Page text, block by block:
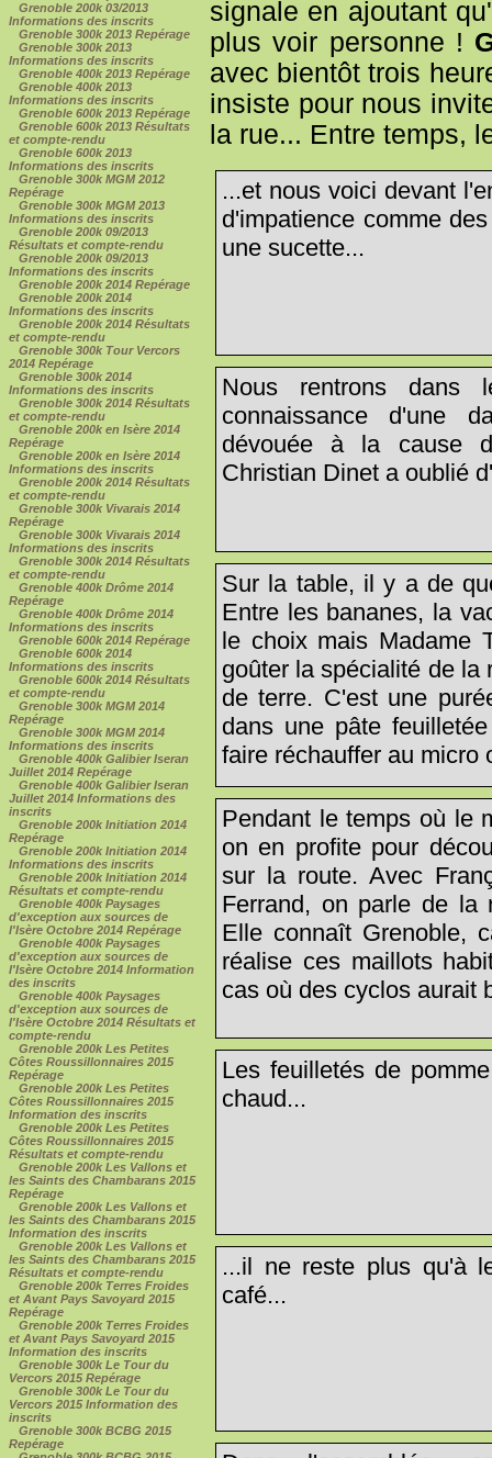
Grenoble 200k 03/2013
Informations des inscrits
Grenoble 300k 2013 Repérage
Grenoble 300k 2013
Informations des inscrits
Grenoble 400k 2013 Repérage
Grenoble 400k 2013
Informations des inscrits
Grenoble 600k 2013 Repérage
Grenoble 600k 2013 Résultats
et compte-rendu
Grenoble 600k 2013
Informations des inscrits
Grenoble 300k MGM 2012
Repérage
Grenoble 300k MGM 2013
Informations des inscrits
Grenoble 200k 09/2013
Résultats et compte-rendu
Grenoble 200k 09/2013
Informations des inscrits
Grenoble 200k 2014 Repérage
Grenoble 200k 2014
Informations des inscrits
Grenoble 200k 2014 Résultats
et compte-rendu
Grenoble 300k Tour Vercors
2014 Repérage
Grenoble 300k 2014
Informations des inscrits
Grenoble 300k 2014 Résultats
et compte-rendu
Grenoble 200k en Isère 2014
Repérage
Grenoble 200k en Isère 2014
Informations des inscrits
Grenoble 200k 2014 Résultats
et compte-rendu
Grenoble 300k Vivarais 2014
Repérage
Grenoble 300k Vivarais 2014
Informations des inscrits
Grenoble 300k 2014 Résultats
et compte-rendu
Grenoble 400k Drôme 2014
Repérage
Grenoble 400k Drôme 2014
Informations des inscrits
Grenoble 600k 2014 Repérage
Grenoble 600k 2014
Informations des inscrits
Grenoble 600k 2014 Résultats
et compte-rendu
Grenoble 300k MGM 2014
Repérage
Grenoble 300k MGM 2014
Informations des inscrits
Grenoble 400k Galibier Iseran
Juillet 2014 Repérage
Grenoble 400k Galibier Iseran
Juillet 2014 Informations des
inscrits
Grenoble 200k Initiation 2014
Repérage
Grenoble 200k Initiation 2014
Informations des inscrits
Grenoble 200k Initiation 2014
Résultats et compte-rendu
Grenoble 400k Paysages
d'exception aux sources de
l'Isère Octobre 2014 Repérage
Grenoble 400k Paysages
d'exception aux sources de
l'Isère Octobre 2014 Information
des inscrits
Grenoble 400k Paysages
d'exception aux sources de
l'Isère Octobre 2014 Résultats et
compte-rendu
Grenoble 200k Les Petites
Côtes Roussillonnaires 2015
Repérage
Grenoble 200k Les Petites
Côtes Roussillonnaires 2015
Information des inscrits
Grenoble 200k Les Petites
Côtes Roussillonnaires 2015
Résultats et compte-rendu
Grenoble 200k Les Vallons et
les Saints des Chambarans 2015
Repérage
Grenoble 200k Les Vallons et
les Saints des Chambarans 2015
Information des inscrits
Grenoble 200k Les Vallons et
les Saints des Chambarans 2015
Résultats et compte-rendu
Grenoble 200k Terres Froides
et Avant Pays Savoyard 2015
Repérage
Grenoble 200k Terres Froides
et Avant Pays Savoyard 2015
Information des inscrits
Grenoble 300k Le Tour du
Vercors 2015 Repérage
Grenoble 300k Le Tour du
Vercors 2015 Information des
inscrits
Grenoble 300k BCBG 2015
Repérage
signale en ajoutant
plus voir personne !
avec bientôt trois
insiste pour nous
la rue... Entre temps,
...et nous voici devant
d'impatience comme
une sucette...
Nous rentrons
connaissance d'une
dévouée à la cause
Christian Dinet a oublié
Sur la table, il y a de
Entre les bananes, la
le choix mais Madame
goûter la spécialité de la
de terre. C'est une
dans une pâte
faire réchauffer au micro
Pendant le temps où le
on en profite pour
sur la route. Avec
Ferrand, on parle de la
Elle connaît Grenoble,
réalise ces maillots
cas où des cyclos aurait
Les feuilletés de
chaud...
...il ne reste plus qu'à
café...